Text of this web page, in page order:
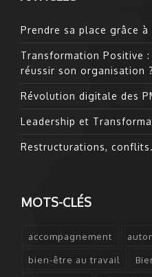
Prendre sa place grâce à
Transformation Positive
réussir son organisation ?
Révolution digitale des
Leadership et
Restructurations,
MOTS-CLÉS
accompagnement
bien-être au travail